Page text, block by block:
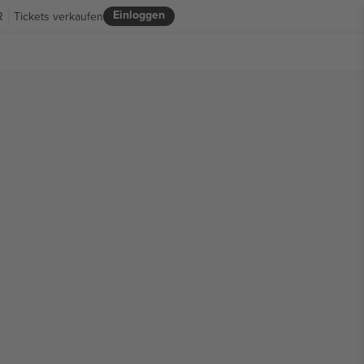
Einloggen
Tickets verkaufen